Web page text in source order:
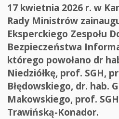
17 kwietnia 2026 r. w
Rady Ministrów
Eksperckiego Zespołu
Bezpieczeństwa
którego powołano dr
Niedziółkę, prof. SGH,
Błędowskiego, dr. hab.
Makowskiego, prof.
Trawińską-Konador.